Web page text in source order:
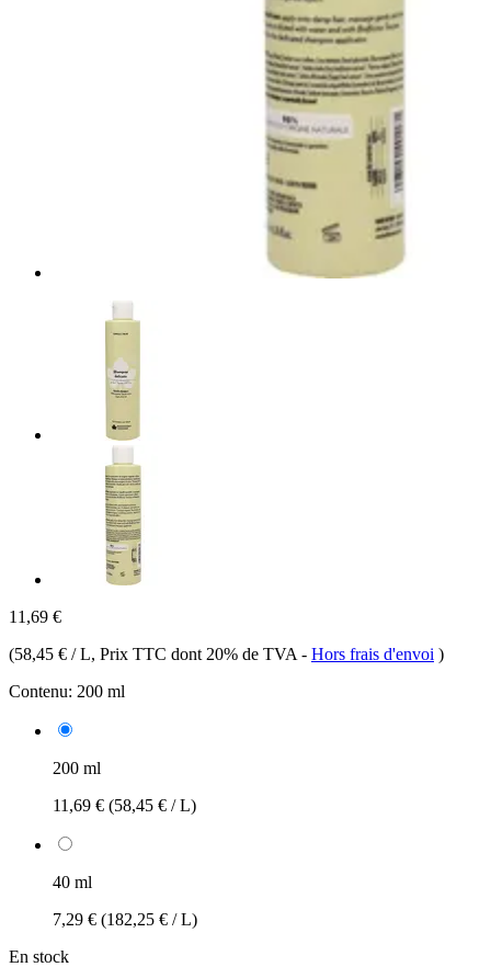
11,69 €
(58,45 € / L, Prix TTC dont 20% de TVA - Hors frais d'envoi )
Contenu: 200 ml
200 ml
11,69 € (58,45 € / L)
40 ml
7,29 € (182,25 € / L)
En stock